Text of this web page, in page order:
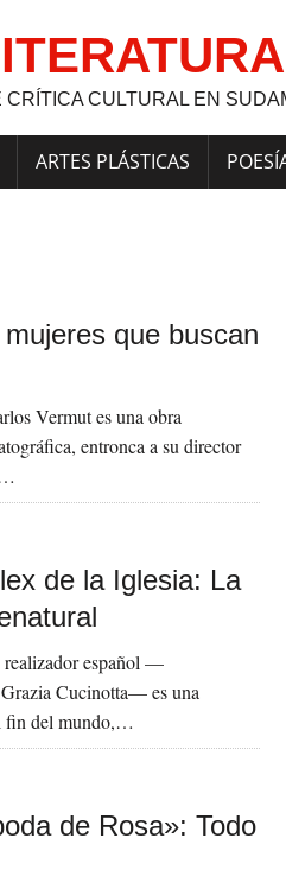
CRÍTICA CULTURAL EN
ARTES PLÁSTICAS
que buscan
Vermut es una obra
entronca a su director
de la Iglesia: La
realizador español —
Cucinotta— es una
fin del mundo,…
de Rosa»: Todo